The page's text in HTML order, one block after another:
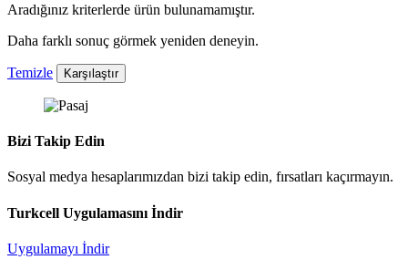
Aradığınız kriterlerde ürün bulunamamıştır.
Daha farklı sonuç görmek yeniden deneyin.
Temizle Karşılaştır
Bizi Takip Edin
Sosyal medya hesaplarımızdan bizi takip edin, fırsatları kaçırmayın.
Turkcell Uygulamasını İndir
Uygulamayı İndir